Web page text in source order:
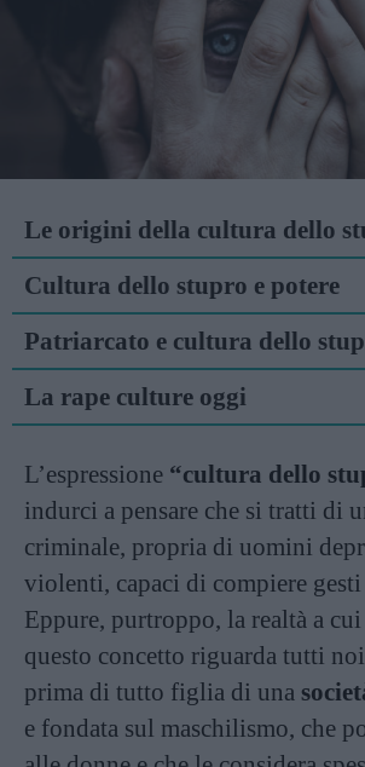
Le origini della cultura dello
Cultura dello stupro e potere
Patriarcato e cultura dello
La rape culture oggi
L’espressione “cultura dello
indurci a pensare che si tratti di
criminale, propria di uomini
violenti, capaci di compiere
Eppure, purtroppo, la realtà a
questo concetto riguarda tutti
prima di tutto figlia di una
e fondata sul maschilismo, che